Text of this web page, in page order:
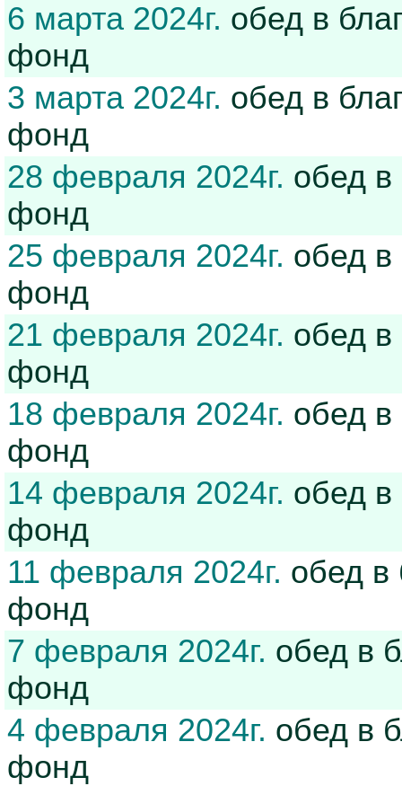
6 марта 2024г. обед в
фонд
3 марта 2024г. обед в
фонд
28 февраля 2024г. обед в
фонд
25 февраля 2024г. обед в
фонд
21 февраля 2024г. обед в
фонд
18 февраля 2024г. обед в
фонд
14 февраля 2024г. обед в
фонд
11 февраля 2024г. обед в
фонд
7 февраля 2024г. обед в
фонд
4 февраля 2024г. обед в
фонд